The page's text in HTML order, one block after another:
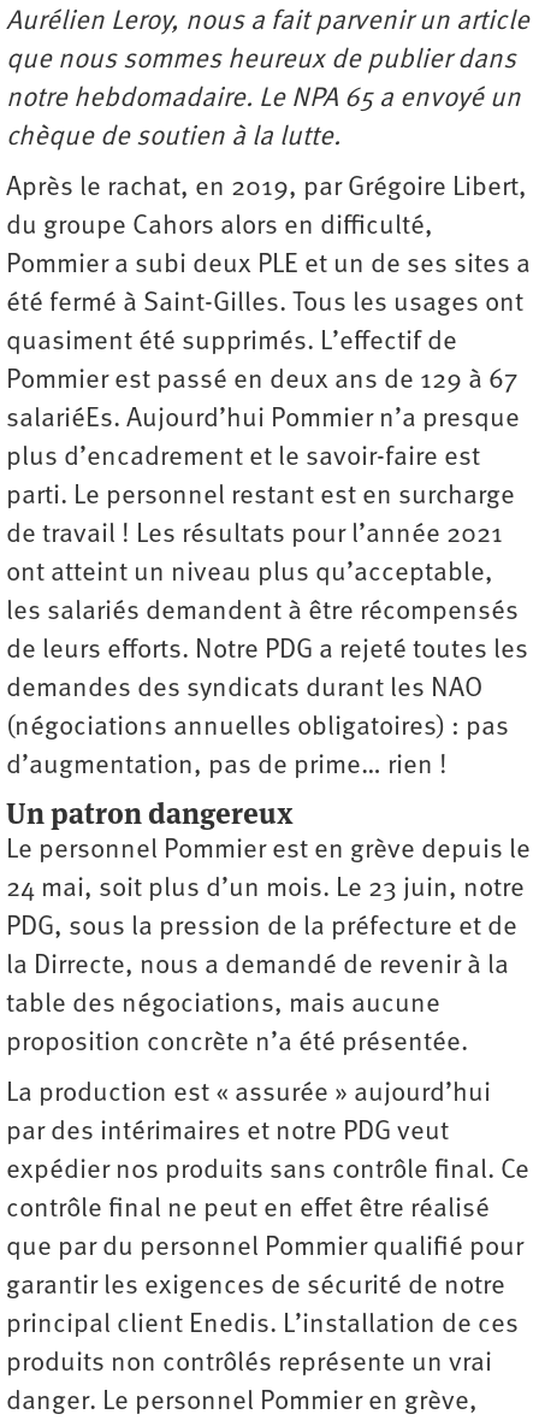
Aurélien Leroy, nous a fait parvenir un article
que nous sommes heureux de publier dans
notre hebdomadaire. Le NPA 65 a envoyé un
chèque de soutien à la lutte.
Après le rachat, en 2019, par Grégoire Libert,
du groupe Cahors alors en difficulté,
Pommier a subi deux PLE et un de ses sites a
été fermé à Saint-Gilles. Tous les usages ont
quasiment été supprimés. L’effectif de
Pommier est passé en deux ans de 129 à 67
salariéEs. Aujourd’hui Pommier n’a presque
plus d’encadrement et le savoir-faire est
parti. Le personnel restant est en surcharge
de travail ! Les résultats pour l’année 2021
ont atteint un niveau plus qu’acceptable,
les salariés demandent à être récompensés
de leurs efforts. Notre PDG a rejeté toutes les
demandes des syndicats durant les NAO
(négociations annuelles obligatoires) : pas
d’augmentation, pas de prime… rien !
Un patron dangereux
Le personnel Pommier est en grève depuis le
24 mai, soit plus d’un mois. Le 23 juin, notre
PDG, sous la pression de la préfecture et de
la Dirrecte, nous a demandé de revenir à la
table des négociations, mais aucune
proposition concrète n’a été présentée.
La production est « assurée » aujourd’hui
par des intérimaires et notre PDG veut
expédier nos produits sans contrôle final. Ce
contrôle final ne peut en effet être réalisé
que par du personnel Pommier qualifié pour
garantir les exigences de sécurité de notre
principal client Enedis. L’installation de ces
produits non contrôlés représente un vrai
danger. Le personnel Pommier en grève,